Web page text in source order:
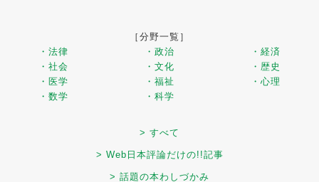
［分野一覧］
・法律
・政治
・経済
・社会
・文化
・歴史
・医学
・福祉
・心理
・数学
・科学
> すべて
> Web日本評論だけの!!記事
> 話題の本わしづかみ